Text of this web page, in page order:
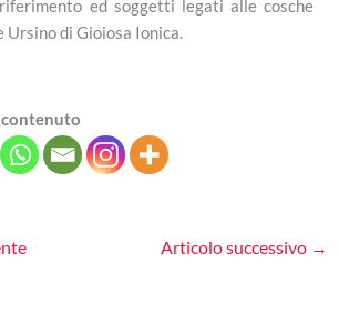
ed soggetti legati alle cosche
Ursino di Gioiosa Ionica.
Articolo successivo →